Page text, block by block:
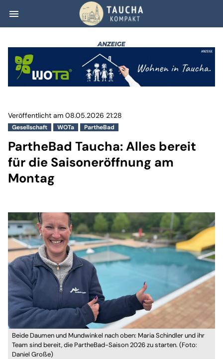
menu PartheBad
Gesellschaft WOTa PartheBad
Veröffentlicht am 08.05.2026 21:28
PartheBad Taucha: Alles bereit
für die Saisoneröffnung am
Montag
Beide Daumen und Mundwinkel nach oben: Maria Schindler und ihr
Team sind bereit, die PartheBad-Saison 2026 zu starten. (Foto:
Daniel Große)